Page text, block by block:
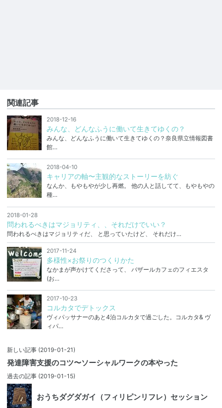
関連記事
2018-12-16
みんな、どんなふうに働いて生きてゆくの？
みんな、どんなふうに働いて生きてゆくの？奈良県立情報図書
館…
2018-04-10
キャリアの軸〜主観的なストーリーを紡ぐ
なんか、もやもやが少し再燃。 他の人と話してて、もやもやの
種…
2018-01-28
問われるべきはマジョリティ、、それだけでいい？
問われるべきはマジョリティだ、 と思っていたけど、 それだけ…
2017-11-24
多様性×お祭りのつくりかた
なかまが声かけてくださって、 バザールカフェのフィエスタ
(お…
2017-10-23
コルカタでデトックス
ヴィパッサナーのあと4泊コルカタで過ごした。コルカタ& ヴ
ィパ…
新しい記事 (2019-01-21)
発達障害支援のコツ〜ソーシャルワークの本やった
過去の記事 (2019-01-15)
おうちダグダガイ（フィリピンリフレ）セッション